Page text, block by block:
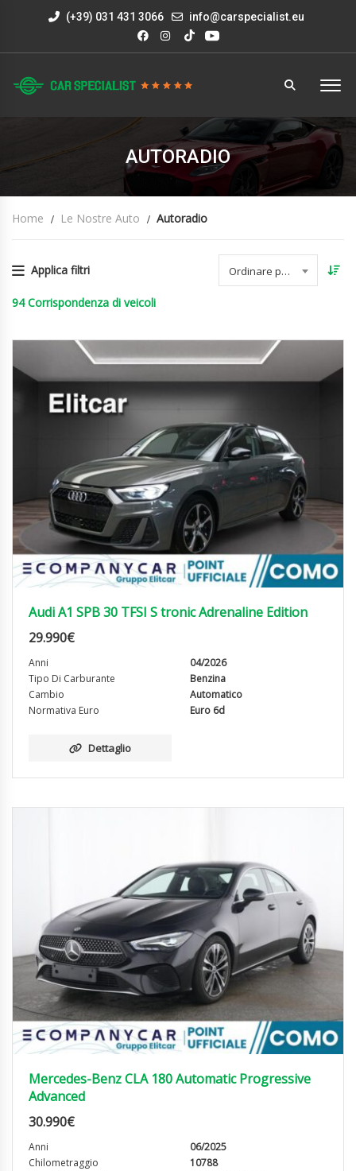
(+39) 031 431 3066 info@carspecialist.eu
AUTORADIO
Home Le Nostre Auto Autoradio
Applica filtri Ordinare per data
94 Corrispondenza di veicoli
Audi A1 SPB 30 TFSI S tronic Adrenaline Edition
29.990€
Anni
04/2026
Tipo Di Carburante
Benzina
Cambio
Automatico
Normativa Euro
Euro 6d
Dettaglio
Mercedes-Benz CLA 180 Automatic Progressive
Advanced
30.990€
Anni
06/2025
Chilometraggio
10788